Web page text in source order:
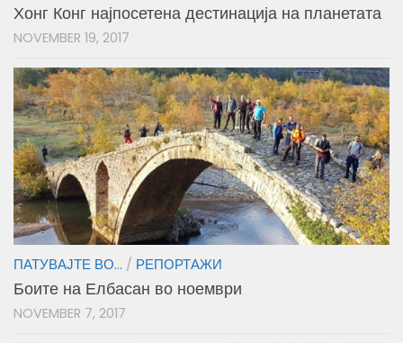
Хонг Конг најпосетена дестинација на планетата
NOVEMBER 19, 2017
ПАТУВАЈТЕ ВО... / РЕПОРТАЖИ
Боите на Елбасан во ноември
NOVEMBER 7, 2017